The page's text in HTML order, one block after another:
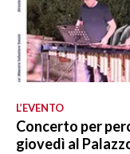
L’EVENTO
Concerto per
giovedì al